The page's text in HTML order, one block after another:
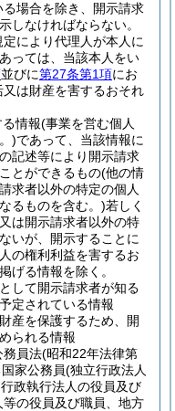
場合を除き、開示請求
しなければならない。
定により代理人が本人に
っては、当該本人をい
並びに第27条第1項にお
は財産を害するおそれ
情報(事業を営む個人
)であって、当該情報に
記述等により開示請求
とができるもの(他の情
求者以外の特定の個人
るものを含む。)若しく
は開示請求者以外の特
いが、開示することに
の権利利益を害するお
げる情報を除く。
して開示請求者が知る
定されている情報
産を保護するため、開
られる情報
務員法(昭和22年法律第
家公務員(独立行政法人
政執行法人の役員及び
等の役員及び職員、地方